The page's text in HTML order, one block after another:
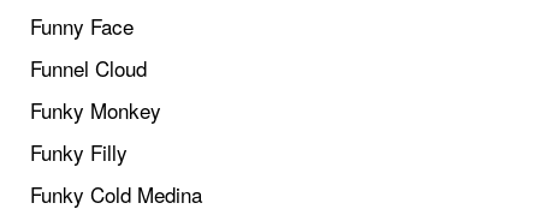
Funny Face
Funnel Cloud
Funky Monkey
Funky Filly
Funky Cold Medina